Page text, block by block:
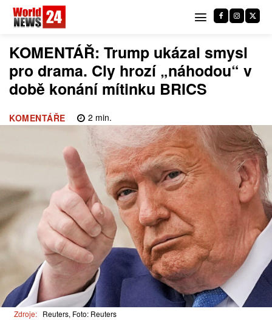
KOMENTÁŘ: Trump ukázal smysl
pro drama. Cly hrozí „náhodou“ v
době konání mítinku BRICS
KOMENTÁŘE 2 min.
Zdroje: Reuters, Foto: Reuters